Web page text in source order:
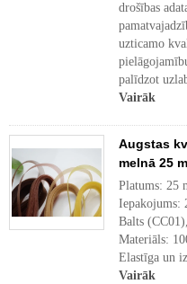
drošības
uzticamo
palīdzot
Vairāk
Augstas
melnā 25
Platums: 25
Iepakojums:
Balts
Materiāls:
Elastīga un
Vairāk